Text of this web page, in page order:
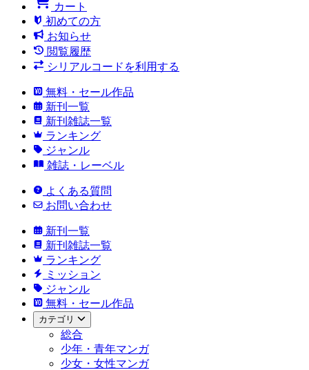
カート
初めての方
お知らせ
閲覧履歴
シリアルコードを利用する
無料・セール作品
新刊一覧
新刊雑誌一覧
ランキング
ジャンル
雑誌・レーベル
よくある質問
お問い合わせ
新刊一覧
新刊雑誌一覧
ランキング
ミッション
ジャンル
無料・セール作品
カテゴリ
総合
少年・青年マンガ
少女・女性マンガ